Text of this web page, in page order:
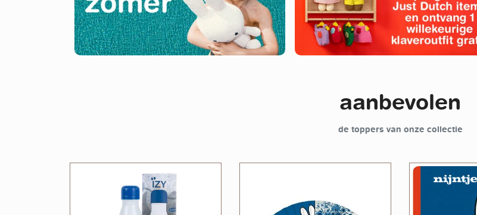
aanbevolen
de toppers van onze collectie